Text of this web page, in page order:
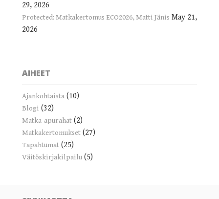
29, 2026
Protected: Matkakertomus ECO2026, Matti Jänis May 21,
2026
AIHEET
Ajankohtaista (10)
Blogi (32)
Matka-apurahat (2)
Matkakertomukset (27)
Tapahtumat (25)
Väitöskirjakilpailu (5)